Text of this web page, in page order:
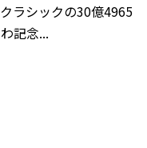
ラシックの30億4965
記念...